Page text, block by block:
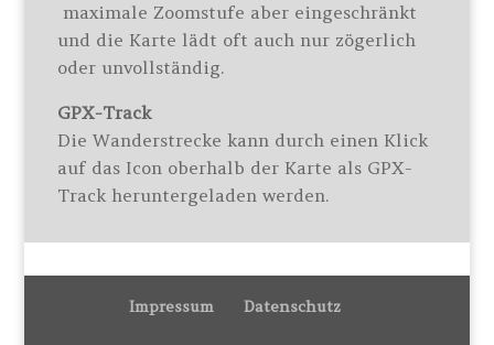
maximale Zoomstufe aber eingeschränkt
und die Karte lädt oft auch nur zögerlich
oder unvollständig.
GPX-Track
Die Wanderstrecke kann durch einen Klick
auf das Icon oberhalb der Karte als GPX-
Track heruntergeladen werden.
Impressum Datenschutz